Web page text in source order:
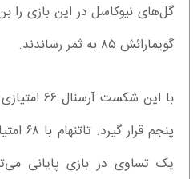
گویمارائش ۸۵ به ثمر رساندند.
با این شکست
پنجم
یک تساوی در بازی پایانی